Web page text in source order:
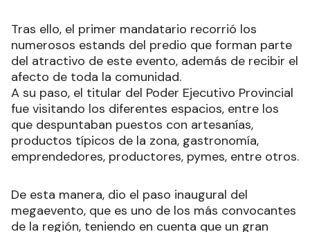
Tras ello, el primer mandatario recorrió los
numerosos estands del predio que forman parte
del atractivo de este evento, además de recibir el
afecto de toda la comunidad.
A su paso, el titular del Poder Ejecutivo Provincial
fue visitando los diferentes espacios, entre los
que despuntaban puestos con artesanías,
productos típicos de la zona, gastronomía,
emprendedores, productores, pymes, entre otros.
De esta manera, dio el paso inaugural del
megaevento, que es uno de los más convocantes
de la región, teniendo en cuenta que un gran